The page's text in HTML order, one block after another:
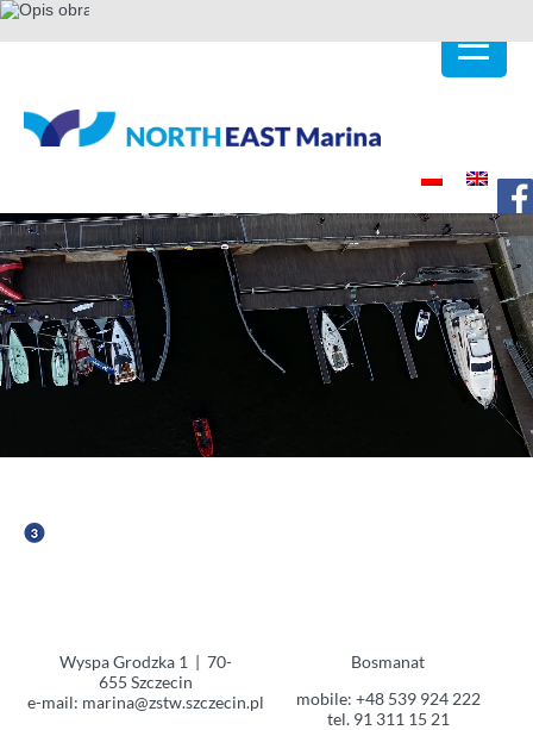
Wyspa Grodzka 1 | 70-
655 Szczecin
e-mail: marina@zstw.szczecin.pl
Bosmanat
mobile: +48 539 924 222
tel. 91 311 15 21
A